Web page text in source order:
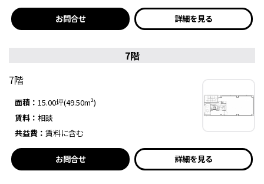
お問合せ 詳細を見る
7階
7階
面積： 15.00坪(49.50m²)
賃料： 相談
共益費： 賃料に含む
お問合せ 詳細を見る